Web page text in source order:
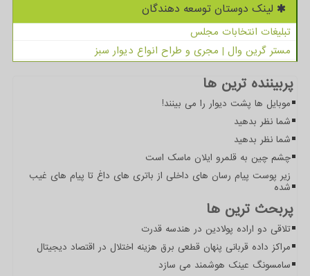
لینک دوستان توسعه دهندگان
تبلیغات انتخابات مجلس
مستر گرین وال | مجری و طراح انواع دیوار سبز
پربیننده ترین ها
موبایل ها پشت دیوار را می بینند!
شما نظر بدهید
شما نظر بدهید
چشم چین به قلمرو ایلان ماسک است
زیر پوست پیام رسان های داخلی از باتری های داغ تا پیام های غیب
شده
پربحث ترین ها
تلاقی دو اراده پولادین در هندسه قدرت
مراکز داده قربانی پنهان قطعی برق هزینه اختلال در اقتصاد دیجیتال
سامسونگ عینک هوشمند می سازد